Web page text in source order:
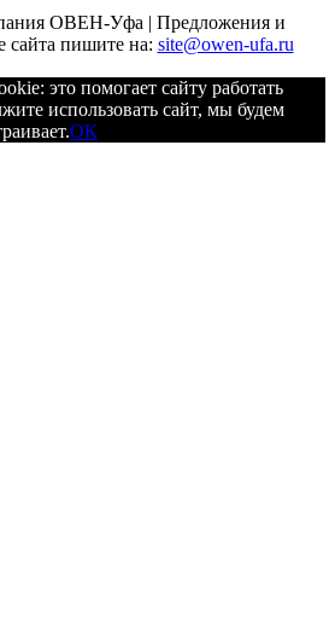
ОВЕН-Уфа | Предложения и
сайта пишите на: site@owen-ufa.ru
это помогает сайту работать
использовать сайт, мы будем
ОК